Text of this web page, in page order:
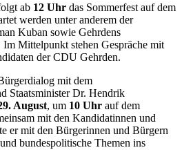
ab 12 Uhr das Sommerfest auf dem
werden unter anderem der
Kuban sowie Gehrdens
Mittelpunkt stehen Gespräche mit
der CDU Gehrden.
mit dem
Staatsminister Dr. Hendrik
August, um 10 Uhr auf dem
mit den Kandidatinnen und
er mit den Bürgerinnen und Bürgern
bundespolitische Themen ins